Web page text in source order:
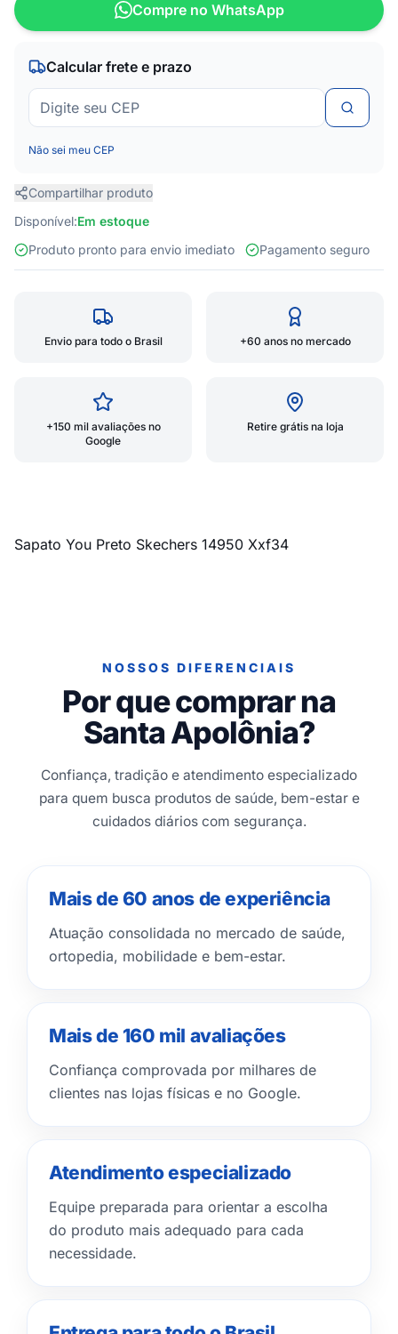
Compre no WhatsApp
Calcular frete e prazo
Não sei meu CEP
Compartilhar produto
Disponível:Em estoque
Produto pronto para envio imediato
Pagamento seguro
Envio para todo o Brasil +60 anos no mercado
+150 mil avaliações no
Google
Retire grátis na loja
Sapato You Preto Skechers 14950 Xxf34
NOSSOS DIFERENCIAIS
Por que comprar na
Santa Apolônia?
Confiança, tradição e atendimento especializado
para quem busca produtos de saúde, bem-estar e
cuidados diários com segurança.
Mais de 60 anos de experiência
Atuação consolidada no mercado de saúde,
ortopedia, mobilidade e bem-estar.
Mais de 160 mil avaliações
Confiança comprovada por milhares de
clientes nas lojas físicas e no Google.
Atendimento especializado
Equipe preparada para orientar a escolha
do produto mais adequado para cada
necessidade.